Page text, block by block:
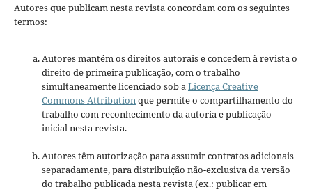
Autores que publicam nesta revista concordam com os seguintes
termos:
Autores mantém os direitos autorais e concedem à revista o
direito de primeira publicação, com o trabalho
simultaneamente licenciado sob a Licença Creative
Commons Attribution que permite o compartilhamento do
trabalho com reconhecimento da autoria e publicação
inicial nesta revista.
Autores têm autorização para assumir contratos adicionais
separadamente, para distribuição não-exclusiva da versão
do trabalho publicada nesta revista (ex.: publicar em